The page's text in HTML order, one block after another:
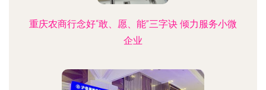
重庆农商行念好“敢、愿、能”三字诀 倾力服务小微
企业